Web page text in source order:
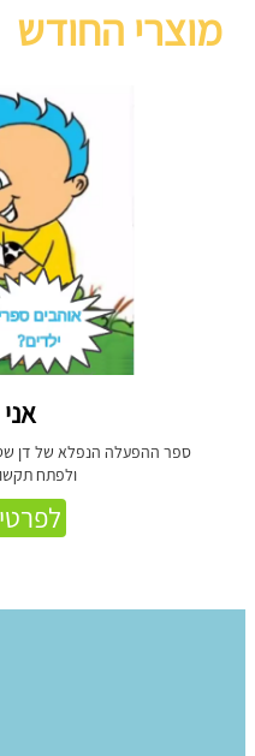
מוצרי החודש
ספר ההפעלה הנפלא של דן
ולפתח